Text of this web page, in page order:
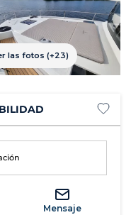
Ver las fotos (+23)
Mensaje